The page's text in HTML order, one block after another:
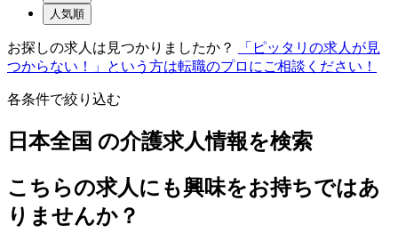
人気順
お探しの求人は見つかりましたか？
「ピッタリの求人が見
つからない！」という方は転職のプロにご相談ください！
各条件で絞り込む
日本全国 の介護求人情報を検索
こちらの求人にも興味をお持ちではあ
りませんか？